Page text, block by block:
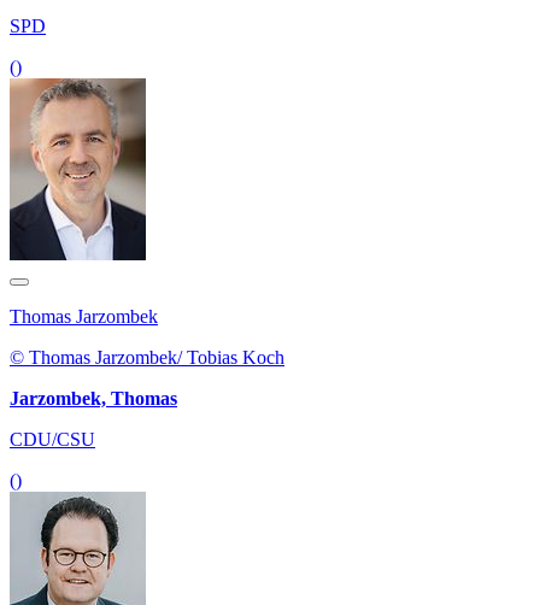
SPD
()
Thomas Jarzombek
© Thomas Jarzombek/ Tobias Koch
Jarzombek, Thomas
CDU/CSU
()